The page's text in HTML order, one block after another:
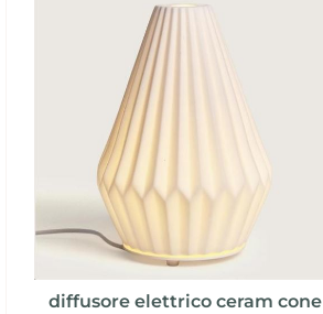
diffusore elettrico ceram cone